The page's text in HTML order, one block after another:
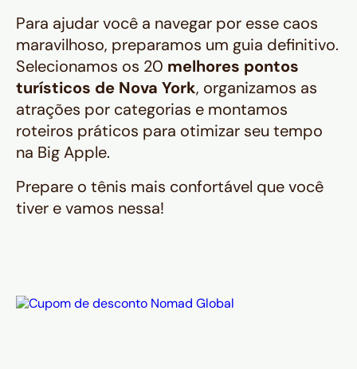
Para ajudar você a navegar por esse caos
maravilhoso, preparamos um guia definitivo.
Selecionamos os 20 melhores pontos
turísticos de Nova York, organizamos as
atrações por categorias e montamos
roteiros práticos para otimizar seu tempo
na Big Apple.
Prepare o tênis mais confortável que você
tiver e vamos nessa!